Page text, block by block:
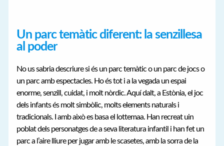
Un parc temàtic diferent: la senzillesa
al poder
No us sabria descriure si és un parc temàtic o un parc de jocs o
un parc amb espectacles. Ho és tot i a la vegada un espai
enorme, senzill, cuidat, i molt nòrdic. Aquí dalt, a Estònia, el joc
dels infants és molt simbòlic, molts elements naturals i
tradicionals. I amb això es basa el lottemaa. Han recreat uin
poblat dels personatges de a seva literatura infantil i han fet un
parc a l’aire lliure per jugar amb le scasetes, amb la sorra de la